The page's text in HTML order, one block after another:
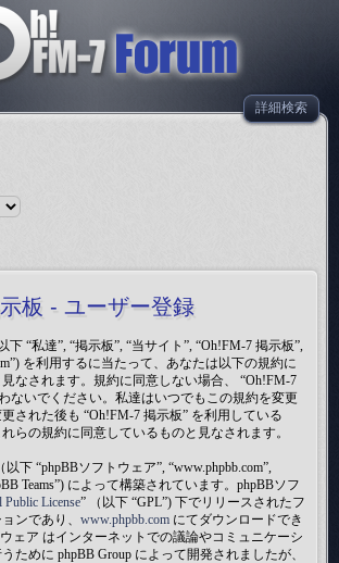
詳細検索
板 - ユーザー登録
下 “私達”, “掲示板”, “当サイト”, “Oh!FM-7 掲示板”,
を利用するに当たって、あなたは以下の規約に
なされます。規約に同意しない場合、 “Oh!FM-7
ないでください。私達はいつでもこの規約を変更
された後も “Oh!FM-7 掲示板” を利用している
らの規約に同意しているものと見なされます。
下 “phpBBソフトウェア”, “www.phpbb.com”,
Teams”) によって構築されています。phpBBソフ
Public License” （以下 “GPL”) 下でリリースされたフ
ンであり、 www.phpbb.com にてダウンロードでき
ェア はインターネットでの議論やコミュニケーシ
ために phpBB Group によって開発されましたが、